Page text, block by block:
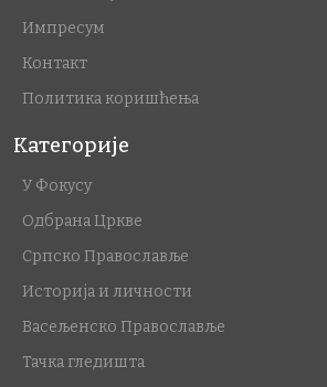
Импресум
Контакт
Политика коришћења
Категорије
У Фокусу
Одбрана Цркве
Српско Православље
Историја и личности
Васељенско Православље
Тачка гледишта